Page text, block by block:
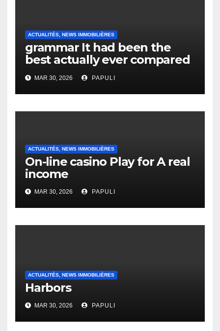
ACTUALITÉS, NEWS IMMOBILIÈRES
grammar It had been the
best actually ever compared
to it’s the top actually?
English Vocabulary Learners
Heap Change
MAR 30, 2026 PAPULI
ACTUALITÉS, NEWS IMMOBILIÈRES
On-line casino Play for A real
income
MAR 30, 2026 PAPULI
ACTUALITÉS, NEWS IMMOBILIÈRES
Harbors
MAR 30, 2026 PAPULI